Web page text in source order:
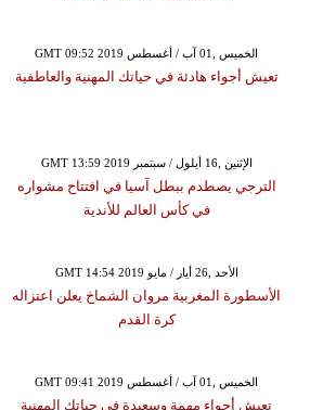
GMT 09:52 2019 الخميس ,01 آب / أغسطس
تعيش أجواء هادئة في حياتك المهنية والعاطفية
GMT 13:59 2019 الإثنين ,16 أيلول / سبتمبر
الترجي يصطدم ببطل آسيا في افتتاح مشواره
في كأس العالم للأندية
GMT 14:54 2019 الأحد ,26 أيار / مايو
الأسطورة المغربية مروان الشماخ يعلن اعتزاله
كرة القدم
GMT 09:41 2019 الخميس ,01 آب / أغسطس
تعيش أجواء مهمة وسعيدة في حياتك المهنية